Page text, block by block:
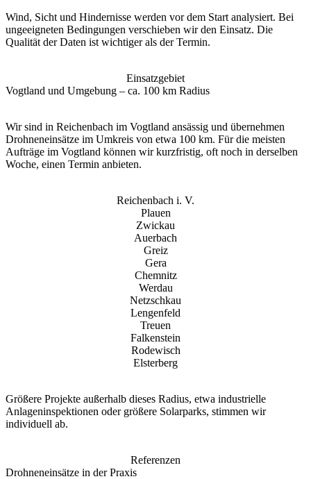
Wind, Sicht und Hindernisse werden vor dem Start analysiert. Bei
ungeeigneten Bedingungen verschieben wir den Einsatz. Die
Qualität der Daten ist wichtiger als der Termin.
Einsatzgebiet
Vogtland und Umgebung – ca. 100 km Radius
Wir sind in Reichenbach im Vogtland ansässig und übernehmen
Drohneneinsätze im Umkreis von etwa 100 km. Für die meisten
Aufträge im Vogtland können wir kurzfristig, oft noch in derselben
Woche, einen Termin anbieten.
Reichenbach i. V.
Plauen
Zwickau
Auerbach
Greiz
Gera
Chemnitz
Werdau
Netzschkau
Lengenfeld
Treuen
Falkenstein
Rodewisch
Elsterberg
Größere Projekte außerhalb dieses Radius, etwa industrielle
Anlageninspektionen oder größere Solarparks, stimmen wir
individuell ab.
Referenzen
Drohneneinsätze in der Praxis